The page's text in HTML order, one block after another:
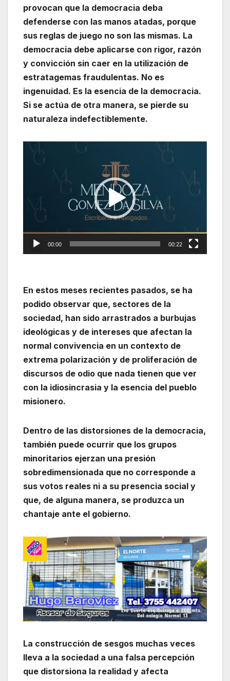
provocan que la democracia deba
defenderse con las manos atadas, porque
sus reglas de juego no son las mismas. La
democracia debe aplicarse con rigor, razón
y convicción sin caer en la utilización de
estratagemas fraudulentas. No es
ingenuidad. Es la esencia de la democracia.
Si se actúa de otra manera, se pierde su
naturaleza indefectiblemente.
00:00 00:22
En estos meses recientes pasados, se ha
podido observar que, sectores de la
sociedad, han sido arrastrados a burbujas
ideológicas y de intereses que afectan la
normal convivencia en un contexto de
extrema polarización y de proliferación de
discursos de odio que nada tienen que ver
con la idiosincrasia y la esencia del pueblo
misionero.
Dentro de las distorsiones de la democracia,
también puede ocurrir que los grupos
minoritarios ejerzan una presión
sobredimensionada que no corresponde a
sus votos reales ni a su presencia social y
que, de alguna manera, se produzca un
chantaje ante el gobierno.
La construcción de sesgos muchas veces
lleva a la sociedad a una falsa percepción
que distorsiona la realidad y afecta